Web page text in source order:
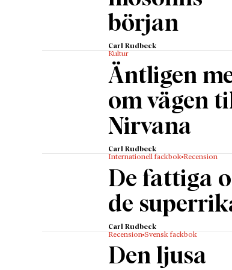
början
Carl Rudbeck
Kultur
Äntligen
om vägen
Nirvana
Carl Rudbeck
Internationell fackbok Recension
De fattiga
de
Carl Rudbeck
Recension Svensk fackbok
Den ljusa